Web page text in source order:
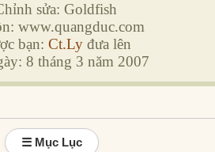
sửa: Goldfish
www.quangduc.com
bạn: Ct.Lyđưa lên
8 tháng 3 năm 2007
☰ Mục Lục